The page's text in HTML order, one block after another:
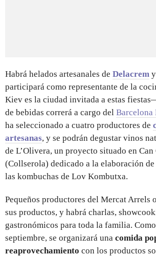
Habrá helados artesanales de Delacrem y
participará como representante de la
Kiev es la ciudad invitada a estas
de bebidas correrá a cargo del Barcelona
ha seleccionado a cuatro productores de
artesanas, y se podrán degustar vinos
de L’Olivera, un proyecto situado en Can
(Collserola) dedicado a la elaboración
las kombuchas de Lov Kombutxa.
Pequeños productores del Mercat Arrels
sus productos, y habrá charlas,
gastronómicos para toda la familia.
septiembre, se organizará una comida
reaprovechamiento con los productos